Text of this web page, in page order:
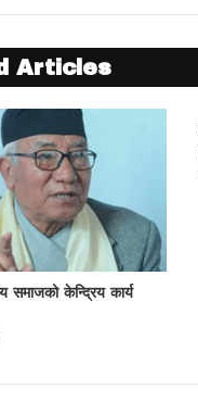
Articles
समाजको केन्द्रिय कार्य